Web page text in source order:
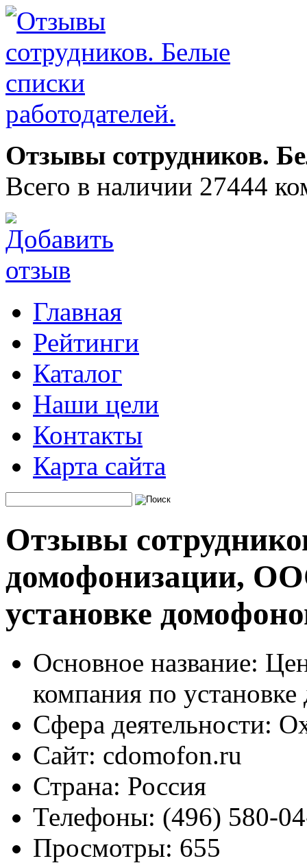
Отзывы сотрудников.
Всего в наличии 27444
Главная
Рейтинги
Каталог
Наши цели
Контакты
Карта сайта
Отзывы
домофонизации,
установке
Основное название:
компания по
Сфера деятельности:
Сайт: cdomofon.ru
Страна: Россия
Телефоны: (496) 580-
Просмотры: 655